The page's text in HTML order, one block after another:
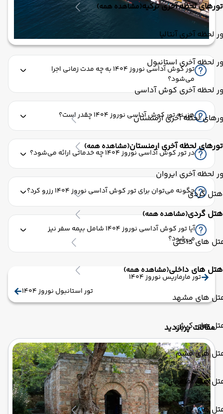
تورهای لحظه آخری ترکیه(مشاهده همه)
لحظه آخری آنتالیا
لحظه آخری استانبول
لحظه آخری کوش آداسی
لحظه آخری ارمنستان
تورهای لحظه آخری ارمنستان(مشاهده همه)
لحظه آخری ایروان
هتل گردی
هتل گردی(مشاهده همه)
های داخلی
هتل های داخلی(مشاهده همه)
های مشهد
های کیش
های قشم
های اصفهان
های خارجی
تور کوش آداسی نوروز 1404 به چه مدت زمانی اجرا
می‌شود؟
هزینه تور کوش آداسی نوروز 1404 چقدر است؟
در تور کوش آداسی نوروز 1404 چه خدماتی ارائه می‌شود؟
چگونه می‌توان برای تور کوش آداسی نوروز 1404 رزرو کرد؟
آیا تور کوش آداسی نوروز 1404 شامل بیمه سفر نیز
می‌شود؟
تور مارماریس نوروز 1404
تور استانبول نوروز ۱۴۰4
مقالات پربازدید